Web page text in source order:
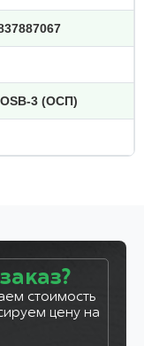
3 (ОСП)
стоимость
цену на